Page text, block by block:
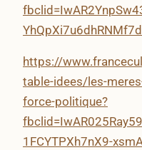
https://
table-idees/les-
force-politique?
1FCYTPXh7nX9-